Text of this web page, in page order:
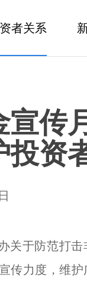
者关系
宣传
资
关于防范打
传力度，维